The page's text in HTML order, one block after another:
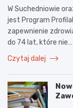
W Suchedniowie
jest Program
zapewnienie
do 74 lat, które nie…
Czytaj dalej